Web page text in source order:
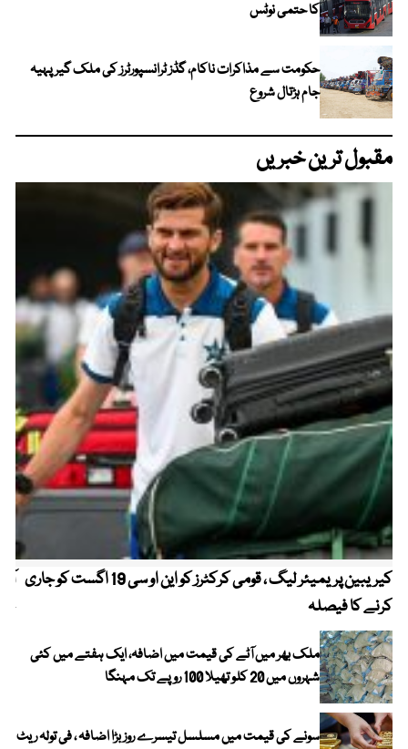
کا حتمی نوٹس
حکومت سے مذاکرات ناکام، گڈز ٹرانسپورٹرز کی ملک گیر پہیہ
جام ہڑتال شروع
مقبول ترین خبریں
کیریبین پریمیئر لیگ ، قومی کرکٹرز کو این او سی 19 اگست کو جاری
کرنے کا فیصلہ
ملک بھر میں آٹے کی قیمت میں اضافہ، ایک ہفتے میں کئی
شہروں میں 20 کلو تھیلا 100 روپے تک مہنگا
سونے کی قیمت میں مسلسل تیسرے روز بڑا اضافہ ، فی تولہ ریٹ